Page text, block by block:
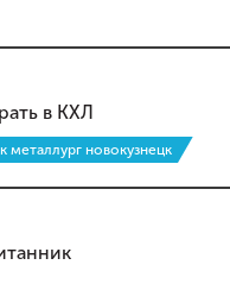
в КХЛ
металлург новокузнецк